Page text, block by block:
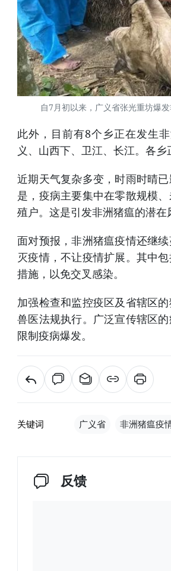
自7月初以来，广义省张光重坊爆
此外，目前有8个乡正在发生
义、山西下、卫江、长江。各乡
近期天气复杂多变，时雨时晴
是，疫病主要集中在零散规模
殖户。这是引发非洲猪瘟的潜在
面对预报，非洲猪瘟疫情还继
灭疫情，不让疫情扩展。其中
措施，以免交叉感染。
加强检查和监控疫区及省辖区
兽医法规执行。广泛宣传辖区
限制疫病爆发。
关键词 广义省 非洲猪瘟疫
反馈